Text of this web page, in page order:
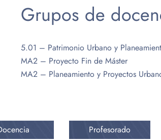
Grupos de
5.01 – Patrimonio Urbano y
MA2 – Proyecto Fin de Máster
MA2 – Planeamiento y Proyectos
Profesorado